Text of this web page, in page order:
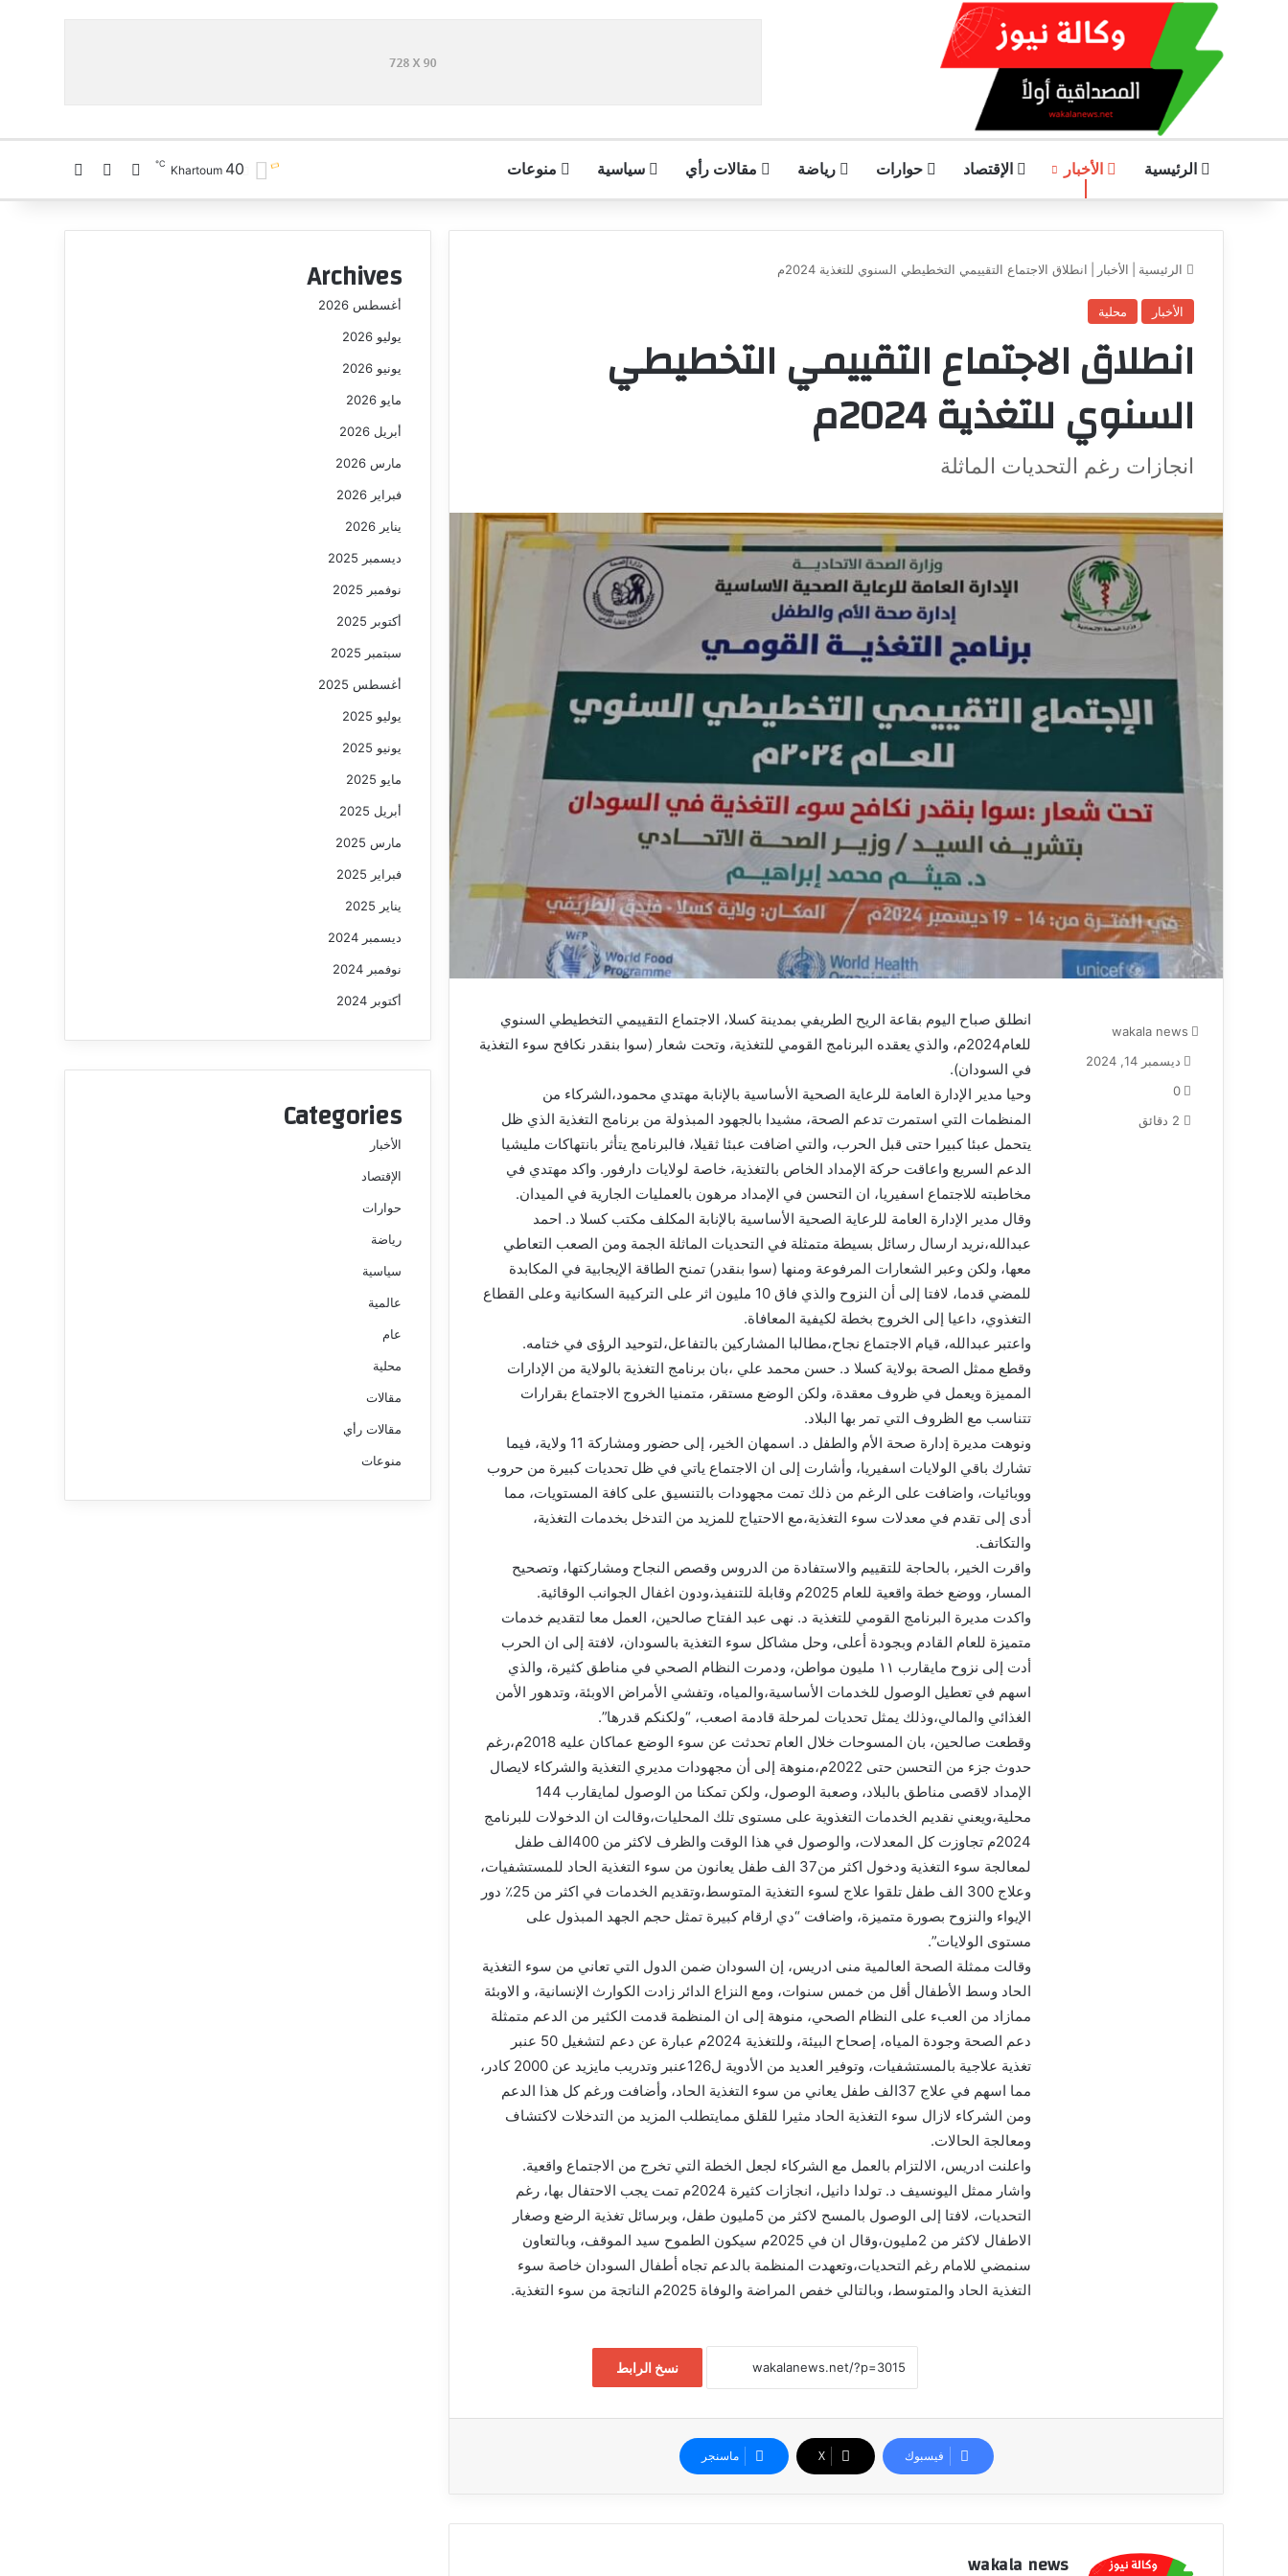
الرئيسية الأخبار الإقتصاد حوارات رياضة مقالات رأي سياسية منوعات Khartoum 40
℃ تسجيل الدخول
الوضع المظلم
الرئيسية الأخبار انطلاق الاجتماع التقييمي التخطيطي السنوي للتغذية 2024م
الأخبار محلية
انطلاق الاجتماع التقييمي التخطيطي
السنوي للتغذية 2024م
انجازات رغم التحديات الماثلة
انطلق صباح اليوم بقاعة الريح الطريفي بمدينة كسلا، الاجتماع التقييمي التخطيطي السنوي
للعام2024م، والذي يعقده البرنامج القومي للتغذية، وتحت شعار (سوا بنقدر نكافح سوء التغذية
في السودان).
وحيا مدير الإدارة العامة للرعاية الصحية الأساسية بالإنابة مهتدي محمود،الشركاء من
المنظمات التي استمرت تدعم الصحة، مشيدا بالجهود المبذولة من برنامج التغذية الذي ظل
يتحمل عبئا كبيرا حتى قبل الحرب، والتي اضافت عبئا ثقيلا، فالبرنامج يتأثر بانتهاكات مليشيا
الدعم السريع واعاقت حركة الإمداد الخاص بالتغذية، خاصة لولايات دارفور. واكد مهتدي في
مخاطبته للاجتماع اسفيريا، ان التحسن في الإمداد مرهون بالعمليات الجارية في الميدان.
وقال مدير الإدارة العامة للرعاية الصحية الأساسية بالإنابة المكلف مكتب كسلا د. احمد
عبدالله،نريد ارسال رسائل بسيطة متمثلة في التحديات الماثلة الجمة ومن الصعب التعاطي
معها، ولكن وعبر الشعارات المرفوعة ومنها (سوا بنقدر) تمنح الطاقة الإيجابية في المكابدة
للمضي قدما، لافتا إلى أن النزوح والذي فاق 10 مليون اثر على التركيبة السكانية وعلى القطاع
التغذوي، داعيا إلى الخروج بخطة لكيفية المعافاة.
واعتبر عبدالله، قيام الاجتماع نجاح،مطالبا المشاركين بالتفاعل،لتوحيد الرؤى في ختامه.
وقطع ممثل الصحة بولاية كسلا د. حسن محمد علي ،بان برنامج التغذية بالولاية من الإدارات
المميزة ويعمل في ظروف معقدة، ولكن الوضع مستقر، متمنيا الخروج الاجتماع بقرارات
تتناسب مع الظروف التي تمر بها البلاد.
ونوهت مديرة إدارة صحة الأم والطفل د. اسمهان الخير، إلى حضور ومشاركة 11 ولاية، فيما
تشارك باقي الولايات اسفيريا، وأشارت إلى ان الاجتماع ياتي في ظل تحديات كبيرة من حروب
ووبائيات، واضافت على الرغم من ذلك تمت مجهودات بالتنسيق على كافة المستويات، مما
أدى إلى تقدم في معدلات سوء التغذية،مع الاحتياج للمزيد من التدخل بخدمات التغذية،
والتكاتف.
واقرت الخير، بالحاجة للتقييم والاستفادة من الدروس وقصص النجاح ومشاركتها، وتصحيح
المسار، ووضع خطة واقعية للعام 2025م وقابلة للتنفيذ،ودون اغفال الجوانب الوقائية.
واكدت مديرة البرنامج القومي للتغذية د. نهى عبد الفتاح صالحين، العمل معا لتقديم خدمات
متميزة للعام القادم وبجودة أعلى، وحل مشاكل سوء التغذية بالسودان، لافتة إلى ان الحرب
أدت إلى نزوح مايقارب ١١ مليون مواطن، ودمرت النظام الصحي في مناطق كثيرة، والذي
اسهم في تعطيل الوصول للخدمات الأساسية،والمياه، وتفشي الأمراض الاوبئة، وتدهور الأمن
الغذائي والمالي،وذلك يمثل تحديات لمرحلة قادمة اصعب، “ولكنكم قدرها”.
وقطعت صالحين، بان المسوحات خلال العام تحدثت عن سوء الوضع عماكان عليه 2018م،رغم
حدوث جزء من التحسن حتى 2022م،منوهة إلى أن مجهودات مديري التغذية والشركاء لايصال
الإمداد لاقصى مناطق بالبلاد، وصعبة الوصول، ولكن تمكنا من الوصول لمايقارب 144
محلية،ويعني نقديم الخدمات التغذوية على مستوى تلك المحليات،وقالت ان الدخولات للبرنامج
2024م تجاوزت كل المعدلات، والوصول في هذا الوقت والظرف لاكثر من 400الف طفل
لمعالجة سوء التغذية ودخول اكثر من37 الف طفل يعانون من سوء التغذية الحاد للمستشفيات،
وعلاج 300 الف طفل تلقوا علاج لسوء التغذية المتوسط،وتقديم الخدمات في اكثر من 25٪ دور
الإيواء والنزوح بصورة متميزة، واضافت “دي ارقام كبيرة تمثل حجم الجهد المبذول على
مستوى الولايات”.
وقالت ممثلة الصحة العالمية منى ادريس، إن السودان ضمن الدول التي تعاني من سوء التغذية
الحاد وسط الأطفال أقل من خمس سنوات، ومع النزاع الدائر زادت الكوارث الإنسانية، و الاوبئة
ممازاد من العبء على النظام الصحي، منوهة إلى ان المنظمة قدمت الكثير من الدعم متمثلة
دعم الصحة وجودة المياه، إصحاح البيئة، وللتغذية 2024م عبارة عن دعم لتشغيل 50 عنبر
تغذية علاجية بالمستشفيات، وتوفير العديد من الأدوية ل126عنبر وتدريب مايزيد عن 2000 كادر،
مما اسهم في علاج 37الف طفل يعاني من سوء التغذية الحاد، وأضافت ورغم كل هذا الدعم
ومن الشركاء لازال سوء التغذية الحاد مثيرا للقلق ممايتطلب المزيد من التدخلات لاكتشاف
ومعالجة الحالات.
واعلنت ادريس، الالتزام بالعمل مع الشركاء لجعل الخطة التي تخرج من الاجتماع واقعية.
واشار ممثل اليونسيف د. تولدا دانيل، انجازات كثيرة 2024م تمت يجب الاحتفال بها، رغم
التحديات، لافتا إلى الوصول بالمسح لاكثر من 5مليون طفل، وبرسائل تغذية الرضع وصغار
الاطفال لاكثر من 2مليون،وقال ان في 2025م سيكون الطموح سيد الموقف، وبالتعاون
سنمضي للامام رغم التحديات،وتعهدت المنظمة بالدعم تجاه أطفال السودان خاصة سوء
التغذية الحاد والمتوسط، وبالتالي خفص المراضة والوفاة 2025م الناتجة من سوء التغذية.
نسخ الرابط
wakala news
ديسمبر 14, 2024
0
فيسبوك ‫X ماسنجر
wakala news
إعفاء وزير الشؤون الدينية والأوقاف والامين
العام للحج والعمرة من منصبيهما
Archives
أغسطس 2026
يوليو 2026
يونيو 2026
مايو 2026
أبريل 2026
مارس 2026
فبراير 2026
يناير 2026
ديسمبر 2025
نوفمبر 2025
أكتوبر 2025
سبتمبر 2025
أغسطس 2025
يوليو 2025
يونيو 2025
مايو 2025
أبريل 2025
مارس 2025
فبراير 2025
يناير 2025
ديسمبر 2024
نوفمبر 2024
أكتوبر 2024
Categories
الأخبار
الإقتصاد
حوارات
رياضة
سياسية
عالمية
عام
محلية
مقالات
مقالات رأي
منوعات